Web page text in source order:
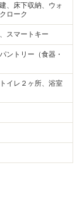
、床下収納、ウォ
ローク
スマートキー
ントリー（食器・
イレ２ヶ所、浴室